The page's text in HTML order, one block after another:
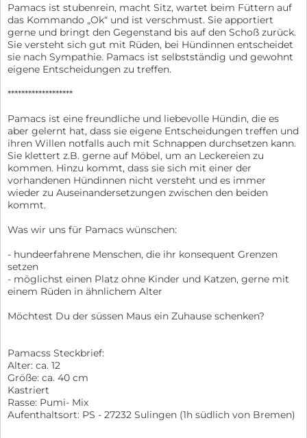
Pamacs ist stubenrein, macht Sitz, wartet beim Füttern auf
das Kommando „Ok“ und ist verschmust. Sie apportiert
gerne und bringt den Gegenstand bis auf den Schoß zurück.
Sie versteht sich gut mit Rüden, bei Hündinnen entscheidet
sie nach Sympathie. Pamacs ist selbstständig und gewohnt
eigene Entscheidungen zu treffen.
*******************
Pamacs ist eine freundliche und liebevolle Hündin, die es
aber gelernt hat, dass sie eigene Entscheidungen treffen und
ihren Willen notfalls auch mit Schnappen durchsetzen kann.
Sie klettert z.B. gerne auf Möbel, um an Leckereien zu
kommen. Hinzu kommt, dass sie sich mit einer der
vorhandenen Hündinnen nicht versteht und es immer
wieder zu Auseinandersetzungen zwischen den beiden
kommt.
Was wir uns für Pamacs wünschen:
- hundeerfahrene Menschen, die ihr konsequent Grenzen
setzen
- möglichst einen Platz ohne Kinder und Katzen, gerne mit
einem Rüden in ähnlichem Alter
Möchtest Du der süssen Maus ein Zuhause schenken?
Pamacss Steckbrief:
Alter: ca. 12
Größe: ca. 40 cm
Kastriert
Rasse: Pumi- Mix
Aufenthaltsort: PS - 27232 Sulingen (1h südlich von Bremen)